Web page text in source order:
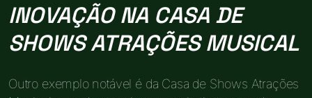
INOVAÇÃO NA CASA DE
SHOWS ATRAÇÕES MUSICAL
Outro exemplo notável é da Casa de Shows Atrações